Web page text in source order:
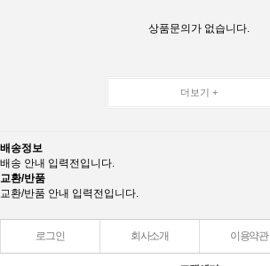
상품문의가 없습니다.
더보기 +
배송정보
배송 안내 입력전입니다.
교환/반품
교환/반품 안내 입력전입니다.
로그인 회사소개 이용약관